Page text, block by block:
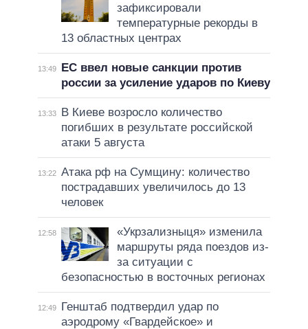
зафиксировали
температурные рекорды в
13 областных центрах
13:49
ЕС ввел новые санкции против
россии за усиление ударов по Киеву
13:33
В Киеве возросло количество
погибших в результате российской
атаки 5 августа
13:22 Атака рф на Сумщину: количество
пострадавших увеличилось до 13
человек
12:58
«Укрзализныця» изменила
маршруты ряда поездов из-
за ситуации с
безопасностью в восточных регионах
12:49
Генштаб подтвердил удар по
аэродрому «Гвардейское» и